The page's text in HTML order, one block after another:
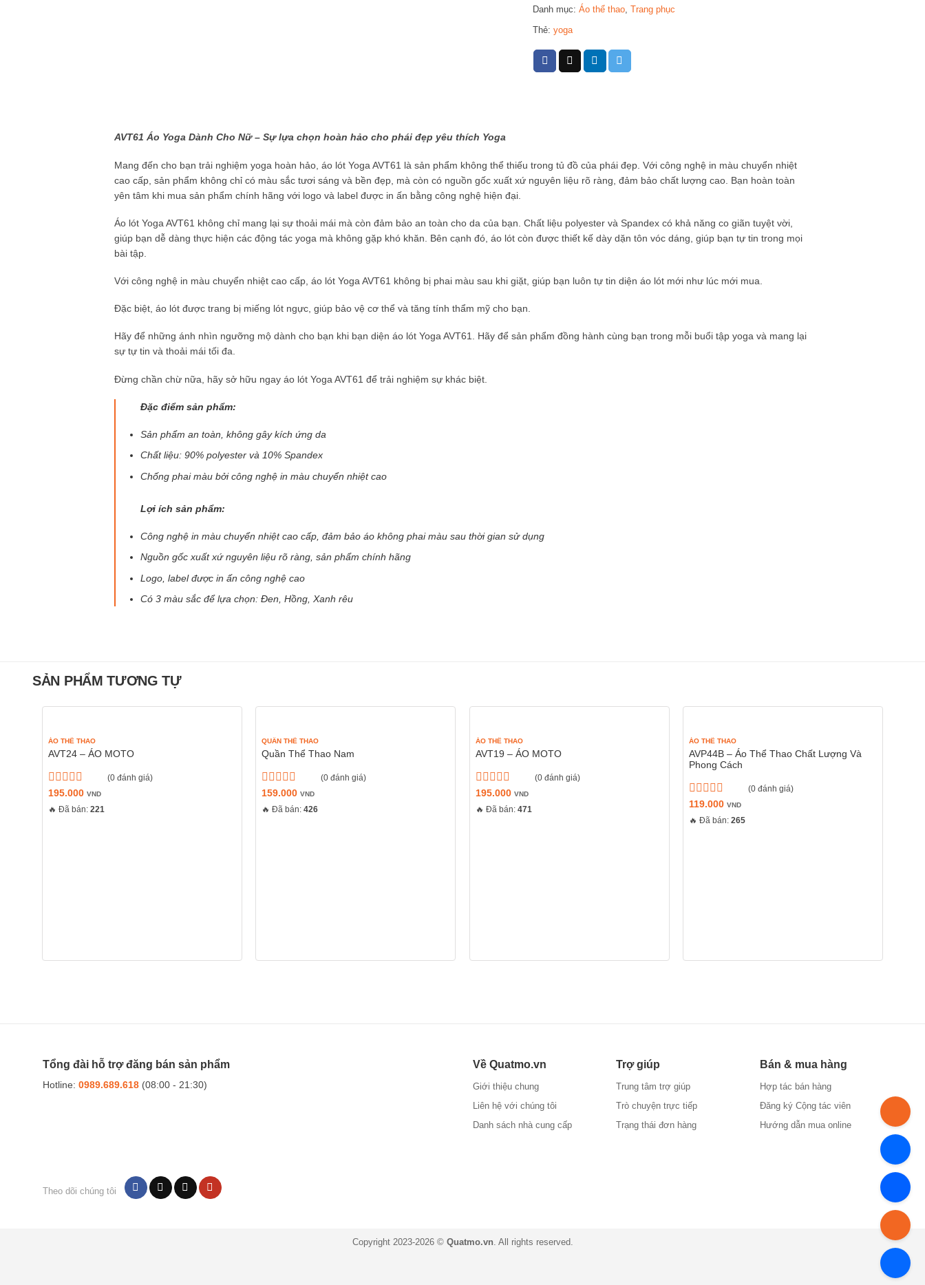
Danh mục: Áo thể thao, Trang phục
Thẻ: yoga
AVT61 Áo Yoga Dành Cho Nữ – Sự lựa chọn hoàn hảo cho phái đẹp yêu thích Yoga
Mang đến cho bạn trải nghiệm yoga hoàn hảo, áo lót Yoga AVT61 là sản phẩm không thể thiếu trong tủ đồ của phái đẹp. Với công nghệ in màu chuyển nhiệt
cao cấp, sản phẩm không chỉ có màu sắc tươi sáng và bền đẹp, mà còn có nguồn gốc xuất xứ nguyên liệu rõ ràng, đảm bảo chất lượng cao. Bạn hoàn toàn
yên tâm khi mua sản phẩm chính hãng với logo và label được in ấn bằng công nghệ hiện đại.
Áo lót Yoga AVT61 không chỉ mang lại sự thoải mái mà còn đảm bảo an toàn cho da của bạn. Chất liệu polyester và Spandex có khả năng co giãn tuyệt vời,
giúp bạn dễ dàng thực hiện các động tác yoga mà không gặp khó khăn. Bên cạnh đó, áo lót còn được thiết kế dày dặn tôn vóc dáng, giúp bạn tự tin trong mọi
bài tập.
Với công nghệ in màu chuyển nhiệt cao cấp, áo lót Yoga AVT61 không bị phai màu sau khi giặt, giúp bạn luôn tự tin diện áo lót mới như lúc mới mua.
Đặc biệt, áo lót được trang bị miếng lót ngực, giúp bảo vệ cơ thể và tăng tính thẩm mỹ cho bạn.
Hãy để những ánh nhìn ngưỡng mộ dành cho bạn khi bạn diện áo lót Yoga AVT61. Hãy để sản phẩm đồng hành cùng bạn trong mỗi buổi tập yoga và mang lại
sự tự tin và thoải mái tối đa.
Đừng chần chừ nữa, hãy sở hữu ngay áo lót Yoga AVT61 để trải nghiệm sự khác biệt.
Đặc điểm sản phẩm:
Sản phẩm an toàn, không gây kích ứng da
Chất liệu: 90% polyester và 10% Spandex
Chống phai màu bởi công nghệ in màu chuyển nhiệt cao
Lợi ích sản phẩm:
Công nghệ in màu chuyển nhiệt cao cấp, đảm bảo áo không phai màu sau thời gian sử dụng
Nguồn gốc xuất xứ nguyên liệu rõ ràng, sản phẩm chính hãng
Logo, label được in ấn công nghệ cao
Có 3 màu sắc để lựa chọn: Đen, Hồng, Xanh rêu
SẢN PHẨM TƯƠNG TỰ
ÁO THỂ THAO
AVT24 – ÁO MOTO
Được
xếp
hạng
(0 đánh giá)
195.000 VND
🔥 Đã bán: 221
QUẦN THỂ THAO
Quần Thể Thao Nam
Được
xếp
hạng
(0 đánh giá)
159.000VND
🔥 Đã bán:426
ÁO THỂ THAO
AVT19 – ÁO MOTO
Được
xếp
hạng
(0 đánh giá)
195.000 VND
🔥 Đã bán: 471
ÁO THỂ THAO
AVP44B – Áo Thể Thao Chất Lượng Và
Phong Cách
Được
xếp
hạng
(0 đánh giá)
119.000VND
🔥 Đã bán:265
Tổng đài hỗ trợ đăng bán sản phẩm
Hotline: 0989.689.618 (08:00 - 21:30)
Về Quatmo.vn
Giới thiệu chung
Liên hệ với chúng tôi
Danh sách nhà cung cấp
Trợ giúp
Trung tâm trợ giúp
Trò chuyện trực tiếp
Trạng thái đơn hàng
Bán & mua hàng
Hợp tác bán hàng
Đăng ký Cộng tác viên
Hướng dẫn mua online
Theo dõi chúng tôi
Copyright 2023-2026 © Quatmo.vn . All rights reserved.